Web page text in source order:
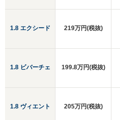
1.8 エクシード
1.8 ビバーチェ
1.8 ヴィエント
219万円(税抜)
199.8万円(税抜)
205万円(税抜)